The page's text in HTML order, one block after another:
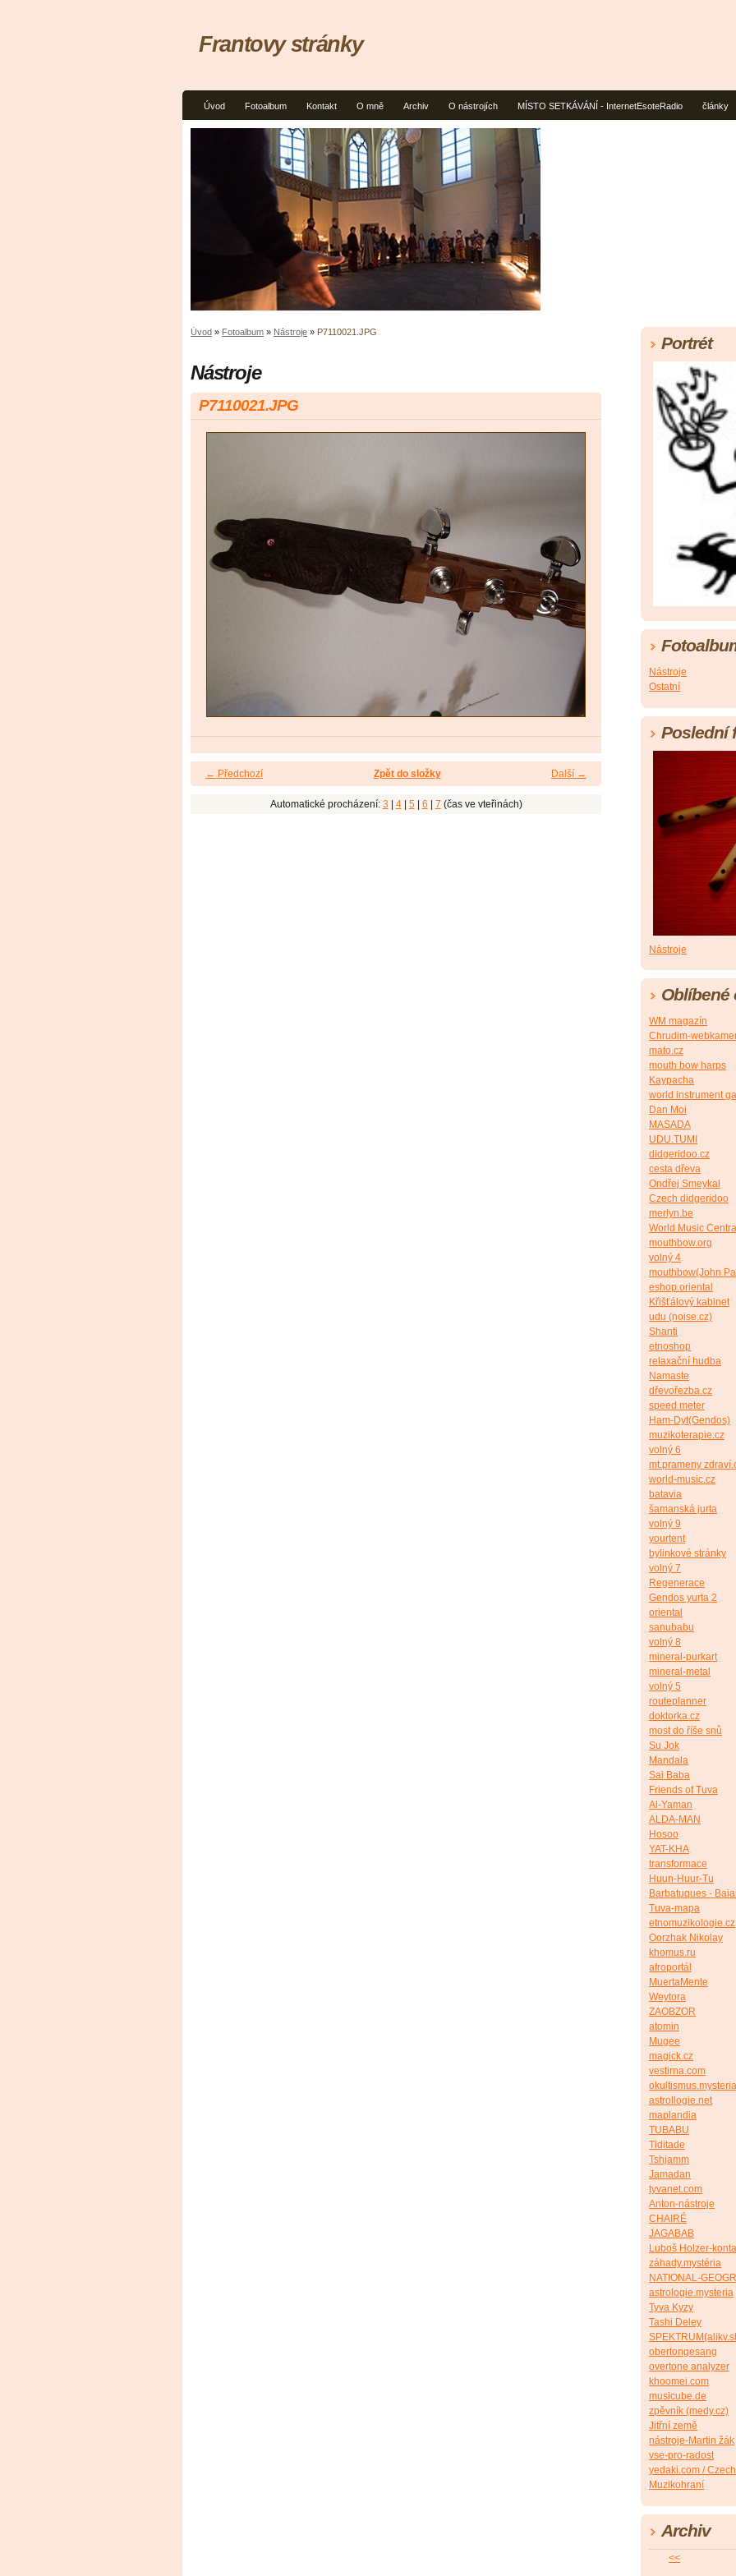
Úvod Fotoalbum Kontakt O mně Archiv O nástrojích MÍSTO SETKÁVÁNÍ - InternetEsoteRadio články
Frantovy stránky
Úvod » Fotoalbum » Nástroje » P7110021.JPG
Nástroje
P7110021.JPG
← Předchozí Další →
Zpět do složky
Automatické procházení: 3 4| 5| 6 7 (čas ve vteřinách)
Portrét
Nástroje
Ostatní
Poslední
Nástroje
Oblíbené
WM magazín
Chrudim-
mato.cz
mouth bow harps
Kaypacha
world instrument
Dan Moi
MASADA
UDU.TUMI
didgeridoo.cz
cesta dřeva
Ondřej Smeykal
Czech didgeridoo
merlyn.be
World Music
mouthbow.org
volný 4
mouthbow(John
eshop.oriental
Křišťálový kabinet
udu (noise.cz)
Shanti
etnoshop
relaxační hudba
Namaste
dřevořezba.cz
speed meter
Ham-Dyt(Gendos)
muzikoterapie.cz
volný 6
mt.prameny
world-music.cz
batavia
šamanská jurta
volný 9
yourtent
bylinkové stránky
volný 7
Regenerace
Gendos yurta 2
oriental
sanubabu
volný 8
mineral-purkart
mineral-metal
volný 5
routeplanner
doktorka.cz
most do říše snů
Su Jok
Mandala
Sai Baba
Friends of Tuva
Al-Yaman
ALDA-MAN
Hosoo
YAT-KHA
transformace
Huun-Huur-Tu
Barbatuques -
Tuva-mapa
etnomuzikologie.cz
Oorzhak Nikolay
khomus.ru
afroportál
MuertaMente
Weytora
ZAOBZOR
atomin
Mugee
magick.cz
vestirna.com
astrollogie.net
maplandia
TUBABU
Tiditade
Tshjamm
Jamadan
tyvanet.com
Anton-nástroje
CHAIRÉ
JAGABAB
Luboš Holzer-
záhady.mystéria
NATIONAL-
astrologie.mysteria
Tyva Kyzy
Tashi Deley
obertongesang
overtone analyzer
khoomei.com
musicube.de
zpěvník (medy.cz)
Jitřní země
nástroje-Martin žák
vse-pro-radost
yedaki.com /
Muzikohraní
Archiv
<<